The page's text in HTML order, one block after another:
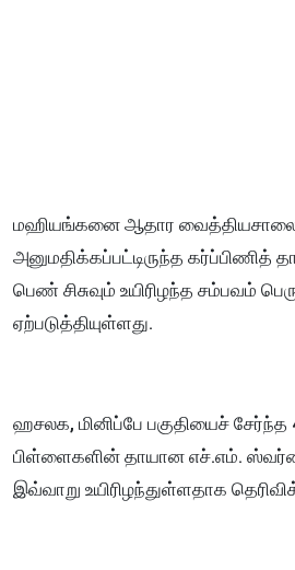
மஹியங்கனை ஆதார
அனுமதிக்கப்பட்டிருந்த கர்ப்பிணித்
பெண் சிசுவும் உயிரிழந்த சம்பவம்
ஏற்படுத்தியுள்ளது.
ஹசலக, மினிப்பே பகுதியைச்
பிள்ளைகளின் தாயான எச்.எம்.
இவ்வாறு உயிரிழந்துள்ளதாக